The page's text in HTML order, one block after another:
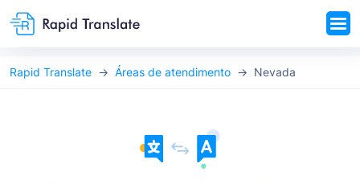
Rapid Translate Áreas de atendimento Nevada